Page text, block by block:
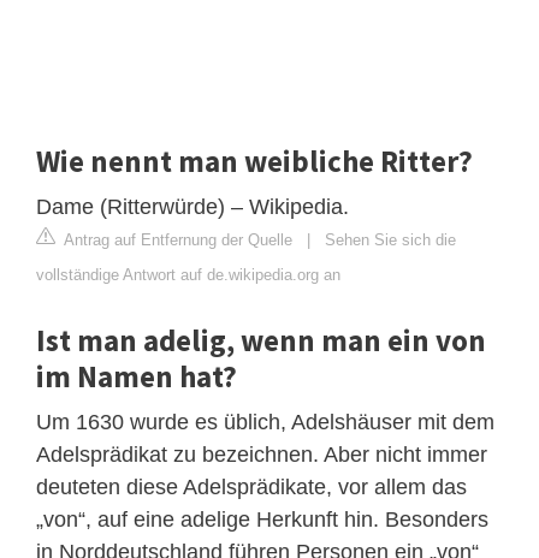
Wie nennt man weibliche Ritter?
Dame (Ritterwürde) – Wikipedia.
Antrag auf Entfernung der Quelle | Sehen Sie sich die
vollständige Antwort auf de.wikipedia.org an
Ist man adelig, wenn man ein von
im Namen hat?
Um 1630 wurde es üblich, Adelshäuser mit dem
Adelsprädikat zu bezeichnen. Aber nicht immer
deuteten diese Adelsprädikate, vor allem das
„von“, auf eine adelige Herkunft hin. Besonders
in Norddeutschland führen Personen ein „von“